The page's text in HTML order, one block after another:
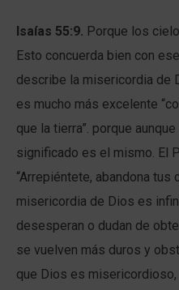
Isaías 55:9. Porque los
Esto concuerda bien con
describe la misericordia de
es mucho más excelente
que la tierra”. porque
significado es el mismo. El
“Arrepiéntete, abandona tus
misericordia de Dios es
desesperan o dudan de
se vuelven más duros y
que Dios es